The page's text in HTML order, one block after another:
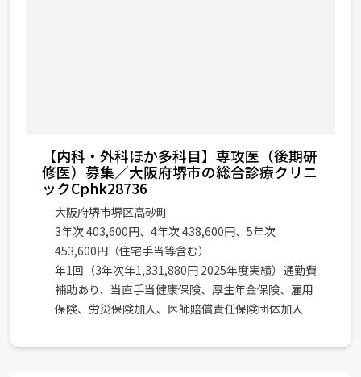
【内科・外科ほか多科目】専攻医（後期研
修医）募集／大阪府堺市の総合診療クリニ
ックCphk28736
大阪府堺市堺区高砂町
3年次 403,600円、4年次 438,600円、5年次
453,600円（住宅手当等含む）
年1回（3年次年1,331,880円 2025年度実績）通勤費
補助あり、当直手当健康保険、厚生年金保険、雇用
保険、労災保険加入、医師賠償責任保険団体加入